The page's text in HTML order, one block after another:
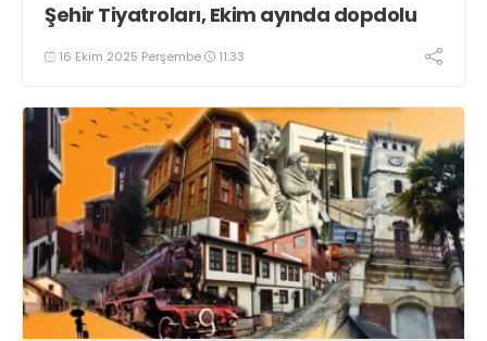
Şehir Tiyatroları, Ekim ayında dopdolu
16 Ekim 2025 Perşembe 11:33